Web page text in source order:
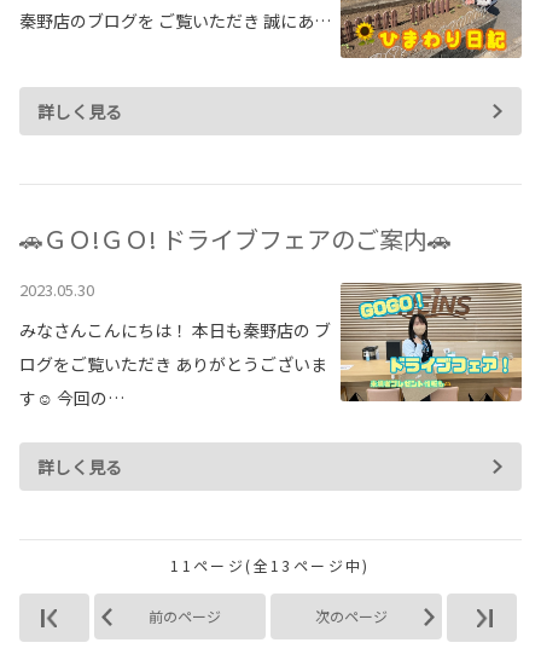
秦野店のブログを ご覧いただき 誠にあ…
詳しく見る
🚗ＧＯ!ＧＯ! ドライブフェアのご案内🚗
2023.05.30
みなさんこんにちは！ 本日も秦野店の ブ
ログをご覧いただき ありがとうございま
す☺ 今回の…
詳しく見る
11ページ(全13ページ中)
前のページ 次のページ